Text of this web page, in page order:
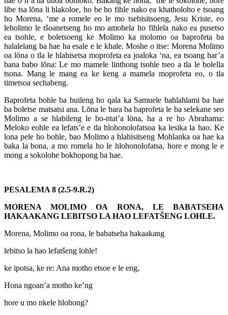
libe tsa lõna li hlakoloe, ho be ho fihle nako ea khatholoho e tsoang
ho Morena, ‘me a romele eo le mo tsebisitsoeng, Jesu Kriste, eo
leholimo le tšoanetseng ho mo amohela ho fihlela nako ea pusetso
ea tsohle, e boletsoeng ke Molimo ka molomo oa baprofeta ba
halalelang ba hae ha esale e le khale. Moshe o itse: Morena Molimo
oa löna o tla le hlahisetsa moprofeta ea joaloka ‘na, ea tsoang har’a
bana babo lõna: Le mo mamele linthong tsohle tseo a tla le bolella
tsona. Mang le mang ea ke keng a mamela moprofeta eo, o tla
timetsoa sechabeng.
Baprofeta bohle ba buileng ho qala ka Samuele bahlahlami ba hae
ba boletse matsatsi ana. Lõna le bara ba baprofeta le ba selekane seo
Molimo a se hlabileng le bo-ntat’a löna, ha a re ho Abrahama:
Meloko eohle ea lefats’e e tla hlohonolofatsoa ka lesika la hao. Ke
lona pele ho bohle, bao Molimo a hlahisitseng Mohlanka oa hae ka
baka la bona, a mo romela ho le hlohonolofatsa, hore e mong le e
mong a sokolohe bokhopong ba hae.
PESALEMA 8 (2.5-9.R.2)
MORENA MOLIMO OA RONA, LE BABATSEHA
HAKAAKANG LEBITSO LA HAO LEFATŠENG LOHLE.
Morena, Molimo oa rona, le babatseha hakaakang
lebitso la hao lefatšeng lohle!
ke ipotsa, ke re: Ana motho etsoe e le eng,
Hona ngoan’a motho ke’ng
hore u mo nkele hlohong?